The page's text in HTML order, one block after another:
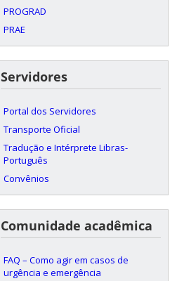
PROGRAD
PRAE
Servidores
Portal dos Servidores
Transporte Oficial
Tradução e Intérprete Libras-
Português
Convênios
Comunidade acadêmica
FAQ – Como agir em casos de
urgência e emergência